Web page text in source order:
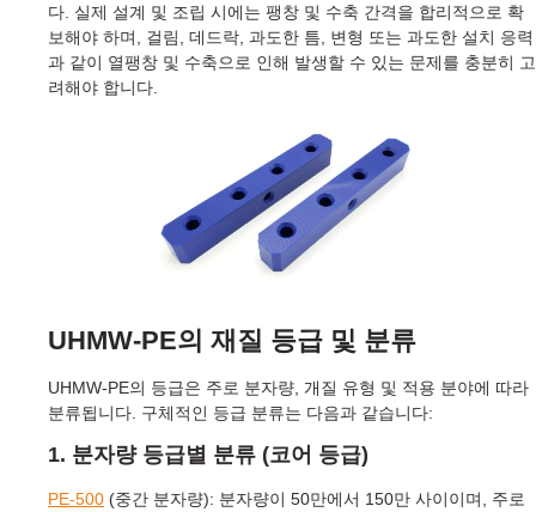
다. 실제 설계 및 조립 시에는 팽창 및 수축 간격을 합리적으로 확
보해야 하며, 걸림, 데드락, 과도한 틈, 변형 또는 과도한 설치 응력
과 같이 열팽창 및 수축으로 인해 발생할 수 있는 문제를 충분히 고
려해야 합니다.
UHMW-PE의 재질 등급 및 분류
UHMW-PE의 등급은 주로 분자량, 개질 유형 및 적용 분야에 따라
분류됩니다. 구체적인 등급 분류는 다음과 같습니다:
1. 분자량 등급별 분류 (코어 등급)
PE-500 (중간 분자량): 분자량이 50만에서 150만 사이이며, 주로